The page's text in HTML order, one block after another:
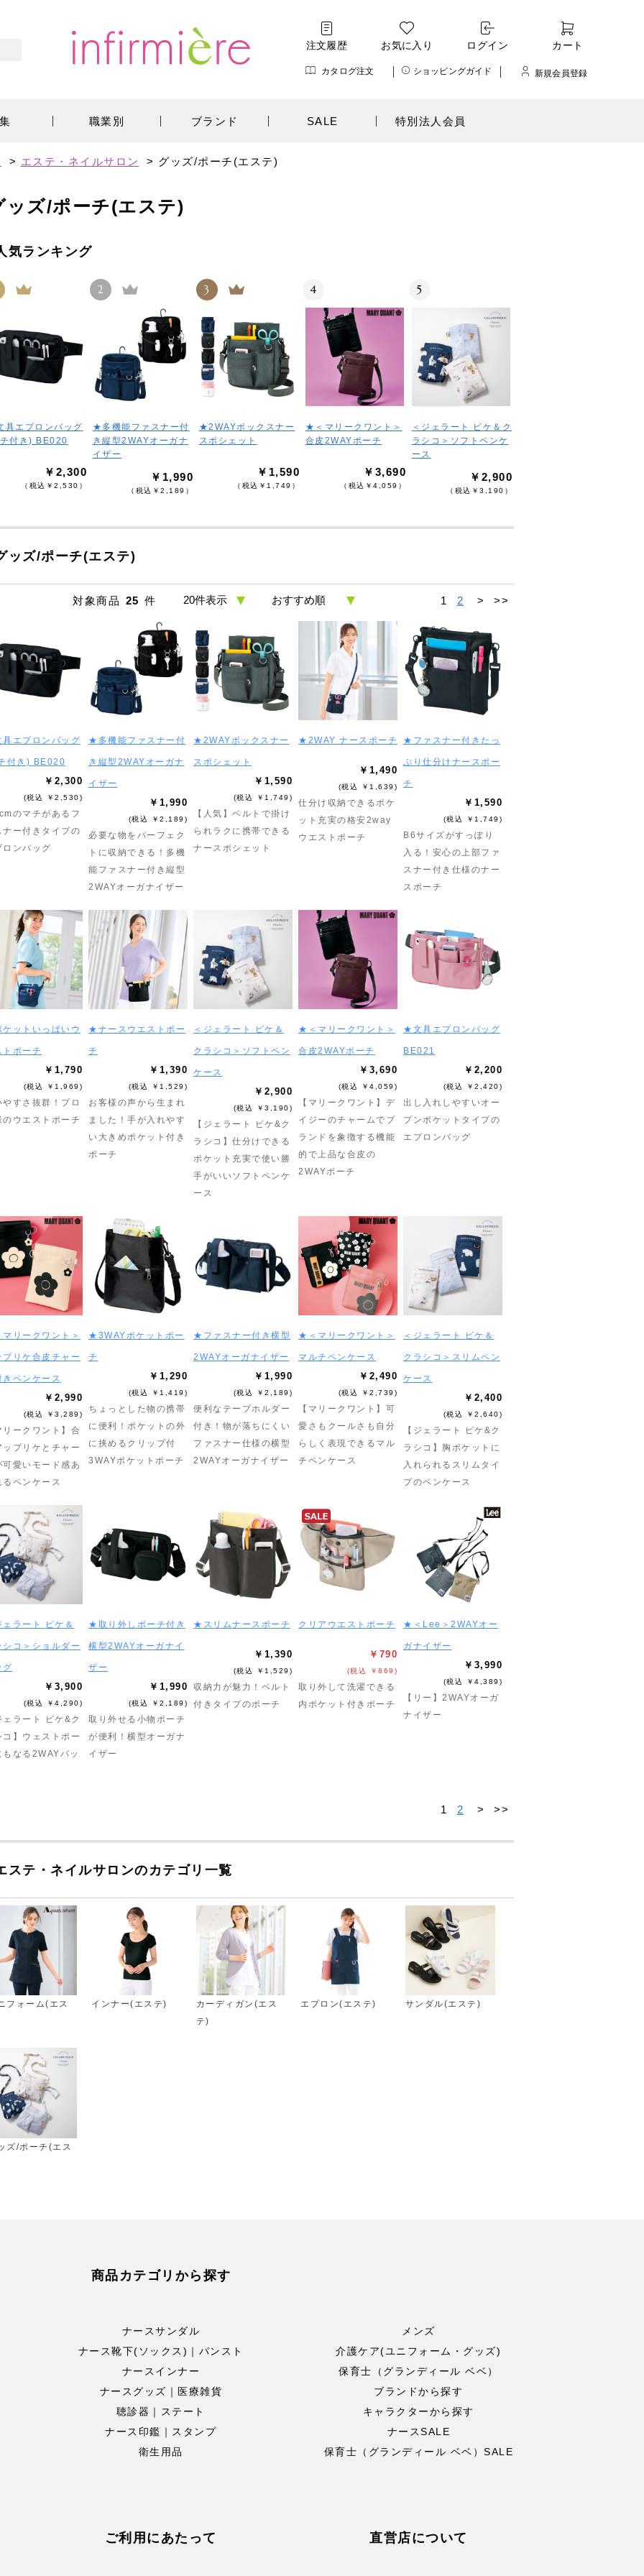
注文履歴 お気に入り ログイン カート
カタログ注文 ショッピングガイド 新規会員登録
職業別 ブランド SALE 特別法人会員
> エステ・ネイルサロン > グッズ/ポーチ(エステ)
ッズ/ポーチ(エステ)
気ランキング
具エプロンバッグ
付き) BE020
￥2,300
（税込￥2,530）
2
★多機能ファスナー付
き縦型2WAYオーガナ
イザー
￥1,990
（税込￥2,189）
3
★2WAYボックスナー
スポシェット
￥1,590
（税込￥1,749）
4
★＜マリークワント＞
合皮2WAYポーチ
￥3,690
（税込￥4,059）
5
＜ジェラート ピケ＆ク
ラシコ＞ソフトペンケ
ース
￥2,900
（税込￥3,190）
ッズ/ポーチ(エステ)
対象商品 25 件 1 2 > >>
エプロンバッグ
付き) BE020
￥2,300
(税込 ￥2,530)
のマチがあるフ
ナー付きタイプの
ロンバッグ
★多機能ファスナー付
き縦型2WAYオーガナ
イザー
￥1,990
(税込 ￥2,189)
必要な物をパーフェク
トに収納できる！多機
能ファスナー付き縦型
2WAYオーガナイザー
★2WAYボックスナー
スポシェット
￥1,590
(税込 ￥1,749)
【人気】ベルトで掛け
られラクに携帯できる
ナースポシェット
★2WAY ナースポーチ
￥1,490
(税込 ￥1,639)
仕分け収納できるポケ
ット充実の格安2way
ウエストポーチ
★ファスナー付きたっ
ぷり仕分けナースポー
チ
￥1,590
(税込 ￥1,749)
B6サイズがすっぽり
入る！安心の上部ファ
スナー付き仕様のナー
スポーチ
ットいっぱいウ
トポーチ
￥1,790
(税込 ￥1,969)
やすさ抜群！プロ
のウエストポーチ
★ナースウエストポー
チ
￥1,390
(税込 ￥1,529)
お客様の声から生まれ
ました！手が入れやす
い大きめポケット付き
ポーチ
＜ジェラート ピケ＆
クラシコ＞ソフトペン
ケース
￥2,900
(税込 ￥3,190)
【ジェラート ピケ&ク
ラシコ】仕分けできる
ポケット充実で使い勝
手がいいソフトペンケ
ース
★＜マリークワント＞
合皮2WAYポーチ
￥3,690
(税込 ￥4,059)
【マリークワント】デ
イジーのチャームでブ
ランドを象徴する機能
的で上品な合皮の
2WAYポーチ
★文具エプロンバッグ
BE021
￥2,200
(税込 ￥2,420)
出し入れしやすいオー
プンポケットタイプの
エプロンバッグ
リークワント＞
プリケ合皮チャー
きペンケース
￥2,990
(税込 ￥3,289)
リークワント】合
ップリケとチャー
可愛いモード感あ
るペンケース
★3WAYポケットポー
チ
￥1,290
(税込 ￥1,419)
ちょっとした物の携帯
に便利！ポケットの外
に挟めるクリップ付
3WAYポケットポーチ
★ファスナー付き横型
2WAYオーガナイザー
￥1,990
(税込 ￥2,189)
便利なテープホルダー
付き！物が落ちにくい
ファスナー仕様の横型
2WAYオーガナイザー
★＜マリークワント＞
マルチペンケース
￥2,490
(税込 ￥2,739)
【マリークワント】可
愛さもクールさも自分
らしく表現できるマル
チペンケース
＜ジェラート ピケ＆
クラシコ＞スリムペン
ケース
￥2,400
(税込 ￥2,640)
【ジェラート ピケ&ク
ラシコ】胸ポケットに
入れられるスリムタイ
プのペンケース
ェラート ピケ＆
シコ＞ショルダー
グ
￥3,900
(税込 ￥4,290)
ェラート ピケ&ク
コ】ウェストポー
もなる2WAYバッ
★取り外しポーチ付き
横型2WAYオーガナイ
ザー
￥1,990
(税込 ￥2,189)
取り外せる小物ポーチ
が便利！横型オーガナ
イザー
★スリムナースポーチ
￥1,390
(税込 ￥1,529)
収納力が魅力！ベルト
付きタイプのポーチ
クリアウエストポーチ
￥790
(税込 ￥869)
取り外して洗濯できる
内ポケット付きポーチ
★＜Lee＞2WAYオー
ガナイザー
￥3,990
(税込 ￥4,389)
【リー】2WAYオーガ
ナイザー
1 2 > >>
ステ・ネイルサロンのカテゴリ一覧
フォーム(エス
インナー(エステ)
カーディガン(エス
テ)
エプロン(エステ) サンダル(エステ)
ズ/ポーチ(エス
商品カテゴリから探す
ナースサンダル
ナース靴下(ソックス)｜パンスト
ナースインナー
ナースグッズ｜医療雑貨
聴診器｜ステート
ナース印鑑｜スタンプ
衛生用品
メンズ
介護ケア(ユニフォーム・グッズ)
保育士（グランディール ベベ）
ブランドから探す
キャラクターから探す
ナースSALE
保育士（グランディール ベベ）SALE
ご利用にあたって 直営店について